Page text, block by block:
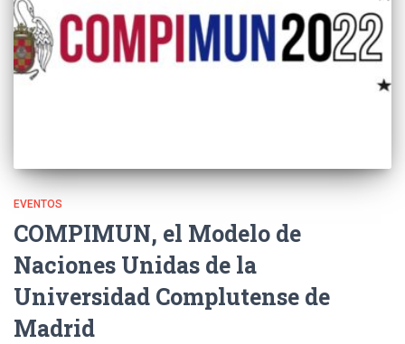
EVENTOS
COMPIMUN, el Modelo de
Naciones Unidas de la
Universidad Complutense de
Madrid